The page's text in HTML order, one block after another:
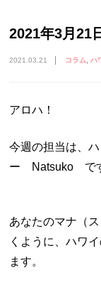
2021年3月21
2021.03.21 コラム ハ
アロハ！
今週の担当は、
ー Natsuko で
あなたのマナ（
くように、ハワ
ます。